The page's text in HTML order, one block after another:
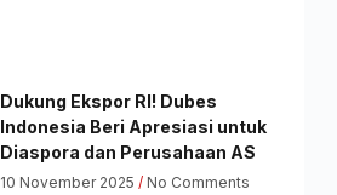
Dukung Ekspor RI! Dubes
Indonesia Beri Apresiasi untuk
Diaspora dan Perusahaan AS
10 November 2025 No Comments